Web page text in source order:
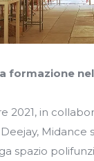
formazione
2021, in
Midance
spazio